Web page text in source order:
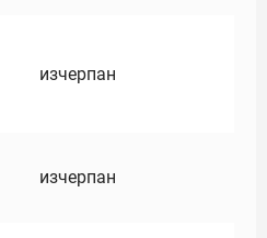
изчерпан
изчерпан